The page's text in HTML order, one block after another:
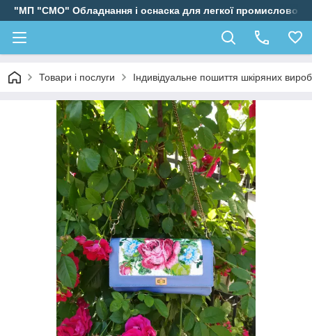
"МП "СМО" Обладнання і оснаска для легкої промисловості
Товари і послуги Індивідуальне пошиття шкіряних